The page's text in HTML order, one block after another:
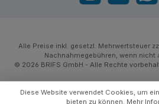
Alle Preise inkl. gesetzl. Mehrwertsteuer
Nachnahmegebühren, wenn nicht
© 2026 BRIFS GmbH - Alle Rechte
Diese Website verwendet Cookies, um
bieten zu können. Mehr